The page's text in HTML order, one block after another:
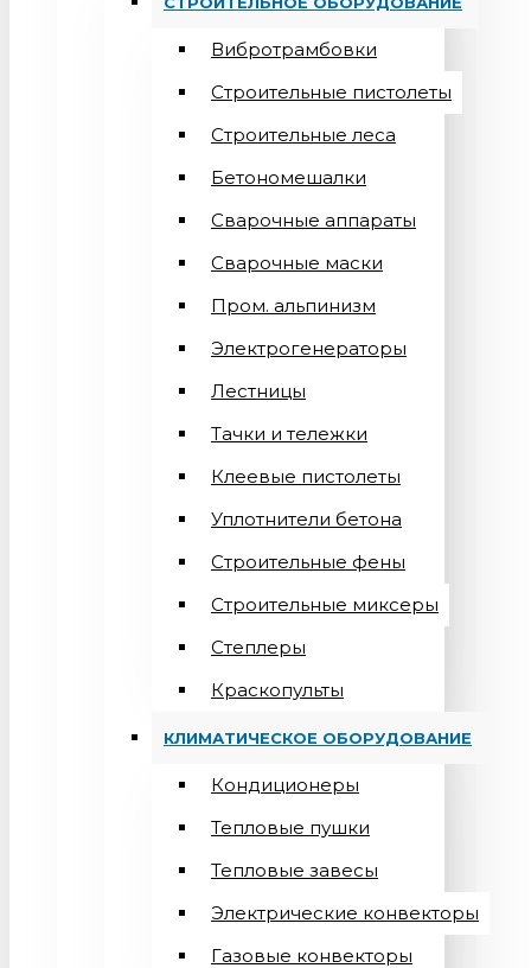
Вибротрамбовки
Строительные пистолеты
Строительные леса
Бетономешалки
Сварочные аппараты
Cварочные маски
Пром. альпинизм
Электрогенераторы
Лестницы
Тачки и тележки
Клеевые пистолеты
Уплотнители бетона
Строительные фены
Строительные миксеры
Степлеры
Краскопульты
КЛИМАТИЧЕСКОЕ ОБОРУДОВАНИЕ
Кондиционеры
Teпловые пушки
Тепловые завесы
Электрические конвекторы
Газовые конвекторы